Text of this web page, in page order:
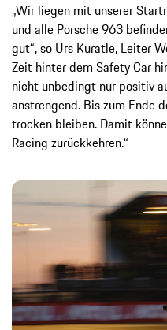
„Wir liegen mit unserer
und alle Porsche 963
gut“, so Urs Kuratle, Leiter
Zeit hinter dem Safety Car
nicht unbedingt nur positiv
anstrengend. Bis zum Ende
trocken bleiben. Damit
Racing zurückkehren.“